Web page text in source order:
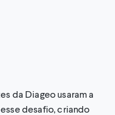
da Diageo usaram a
desafio, criando